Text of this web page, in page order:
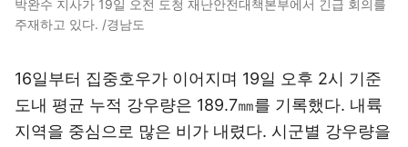
박완수 지사가 19일 오전 도청 재난안전대책본부에서 긴급 회의를
주재하고 있다. /경남도
16일부터 집중호우가 이어지며 19일 오후 2시 기준
도내 평균 누적 강우량은 189.7㎜를 기록했다. 내륙
지역을 중심으로 많은 비가 내렸다. 시군별 강우량을